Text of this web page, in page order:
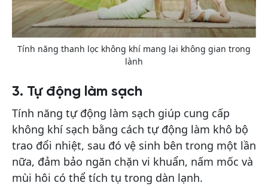
Tính năng thanh lọc không khí mang lại không gian trong
lành
3. Tự động làm sạch
Tính năng tự động làm sạch giúp cung cấp
không khí sạch bằng cách tự động làm khô bộ
trao đổi nhiệt, sau đó vệ sinh bên trong một lần
nữa, đảm bảo ngăn chặn vi khuẩn, nấm mốc và
mùi hôi có thể tích tụ trong dàn lạnh.